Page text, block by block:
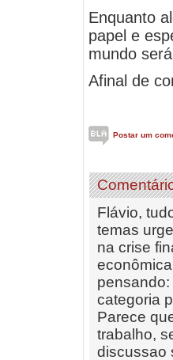
Enquanto
papel e
mundo
Afinal de
Postar um
Flávio,
temas
na crise
categoria
Parece
trabalho,
discussao